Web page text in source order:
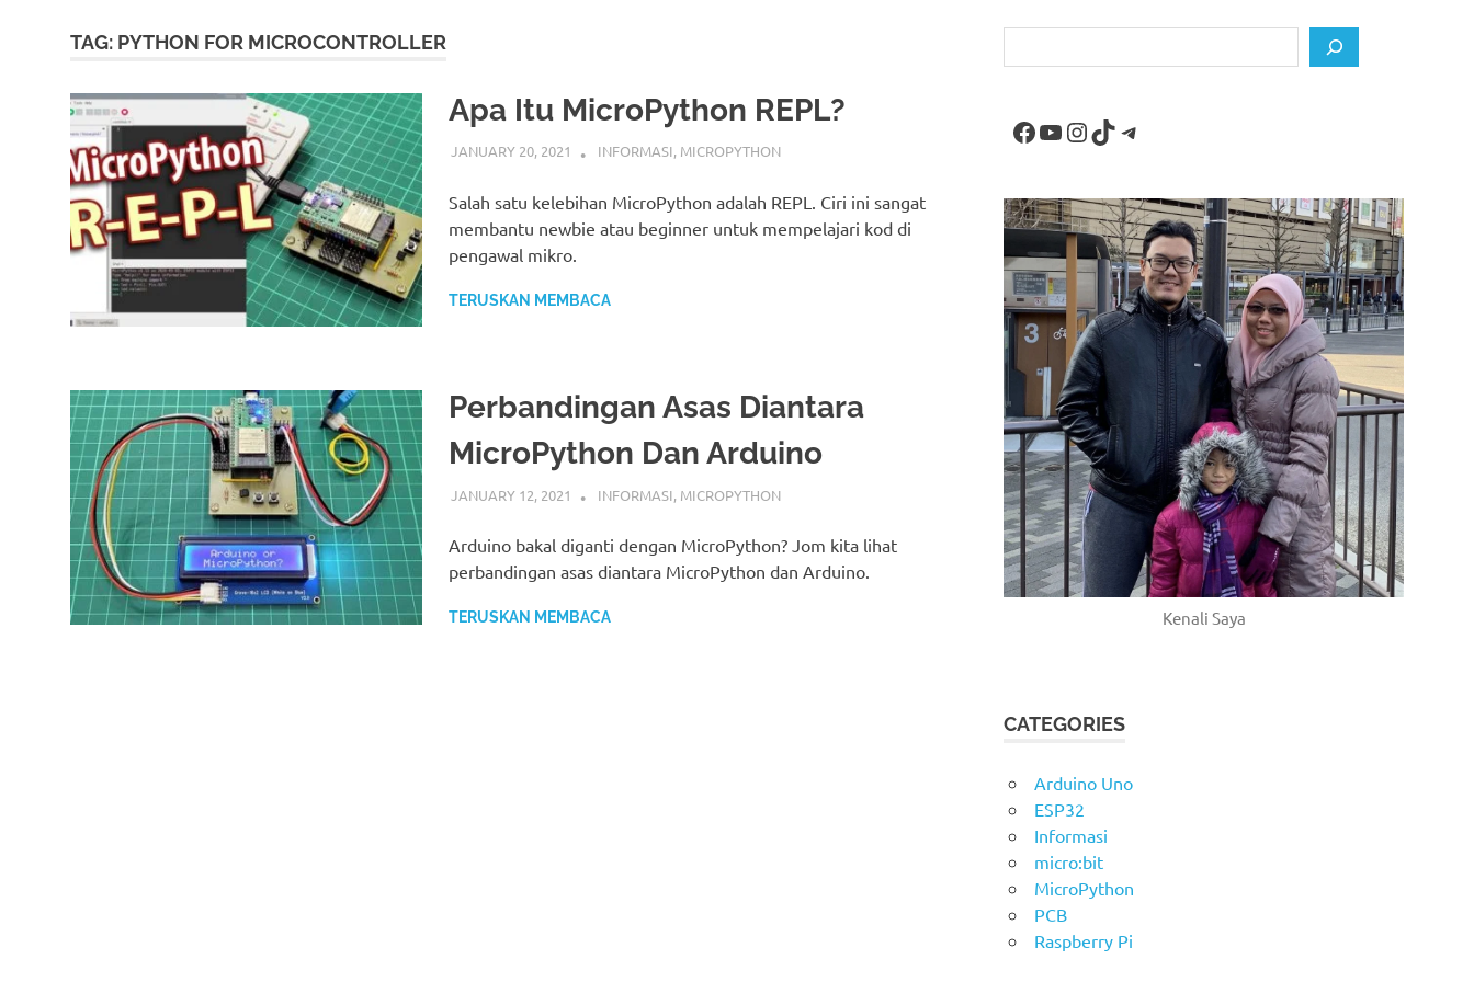
TAG: PYTHON FOR MICROCONTROLLER
Apa Itu MicroPython REPL?
JANUARY 20, 2021 IDRIS
INFORMASI, MICROPYTHON
Salah satu kelebihan MicroPython adalah REPL. Ciri ini sangat
membantu newbie atau beginner untuk mempelajari kod di
pengawal mikro.
TERUSKAN MEMBACA
Perbandingan Asas Diantara
MicroPython Dan Arduino
JANUARY 12, 2021 IDRIS
INFORMASI, MICROPYTHON
Arduino bakal diganti dengan MicroPython? Jom kita lihat
perbandingan asas diantara MicroPython dan Arduino.
TERUSKAN MEMBACA
Facebook
YouTube
Instagram
TikTokTelegram
Kenali Saya
CATEGORIES
Arduino Uno
ESP32
Informasi
micro:bit
MicroPython
PCB
Raspberry Pi